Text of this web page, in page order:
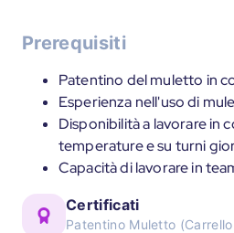
Prerequisiti
Patentino del muletto in
Esperienza nell'uso di
Disponibilità a lavorare in
temperature e su turni
Capacità di lavorare in
Certificati
Patentino Muletto